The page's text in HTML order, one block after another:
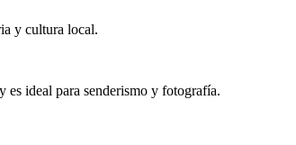
y cultura local.
es ideal para senderismo y fotografía.